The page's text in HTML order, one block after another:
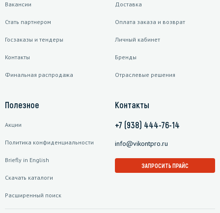
Вакансии
Стать партнером
Госзаказы и тендеры
Контакты
Финальная распродажа
Доставка
Оплата заказа и возврат
Личный кабинет
Бренды
Отраслевые решения
Полезное
Акции
Политика конфиденциальности
Briefly in English
Скачать каталоги
Расширенный поиск
Контакты
+7 (938) 444-76-14
info@vikontpro.ru
ЗАПРОСИТЬ ПРАЙС